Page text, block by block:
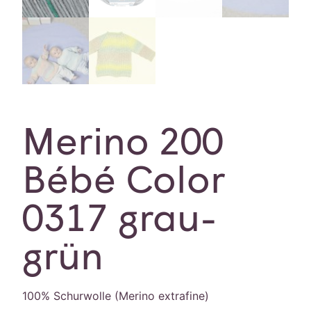
Merino 200
Bébé Color
0317 grau-
grün
100% Schurwolle (Merino extrafine)